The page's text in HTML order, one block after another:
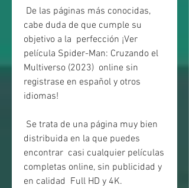
cabe duda de que cumple su
objetivo a la  perfección ¡Ver
película Spider-Man: Cruzando el
Multiverso (2023)  online sin
registrase en español y otros
idiomas!
distribuida en la que puedes
encontrar  casi cualquier películas
completas online, sin publicidad y
en calidad  Full HD y 4K.